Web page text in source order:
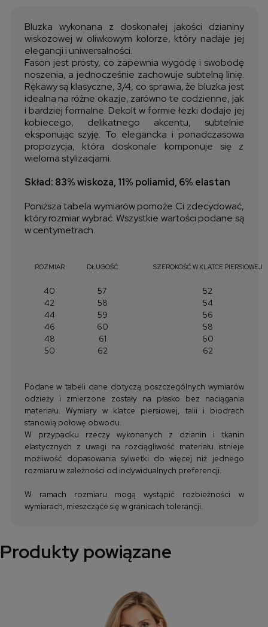
Bluzka wykonana z doskonałej jakości dzianiny
wiskozowej w oliwkowym kolorze, który nadaje jej
elegancji i uniwersalności.
Fason jest prosty, co zapewnia wygodę i swobodę
noszenia, a jednocześnie zachowuje subtelną linię.
Rękawy są klasyczne, 3/4, co sprawia, że bluzka jest
idealna na różne okazje, zarówno te codzienne, jak
i bardziej formalne. Dekolt w formie łezki dodaje jej
kobiecego, delikatnego akcentu, subtelnie
eksponując szyję. To elegancka i ponadczasowa
propozycja, która doskonale komponuje się z
wieloma stylizacjami.
Skład: 83% wiskoza, 11% poliamid, 6% elastan
Poniższa tabela wymiarów pomoże Ci zdecydować,
który rozmiar wybrać. Wszystkie wartości podane są
w centymetrach.
ROZMIAR DŁUGOŚĆ SZEROKOŚĆ W KLATCE PIERSIOWEJ
40 57
52
42
58
54
44
59
56
46
60
58
48
61
60
50
62 62
Podane w tabeli dane dotyczą poszczególnych wymiarów
odzieży i zmierzone zostały na płasko bez naciągania
materiału. Wymiary w klatce piersiowej, talii i biodrach
stanowią połowę obwodu.
W przypadku rzeczy wykonanych z dzianin i tkanin
elastycznych z uwagi na rozciągliwość materiału istnieje
możliwość dopasowania sylwetki do więcej niż jednego
rozmiaru w zależności od indywidualnych preferencji.
W ramach rozmiaru mogą wystąpić rozbieżności w
wymiarach, mieszczące się w granicach tolerancji.
Produkty powiązane